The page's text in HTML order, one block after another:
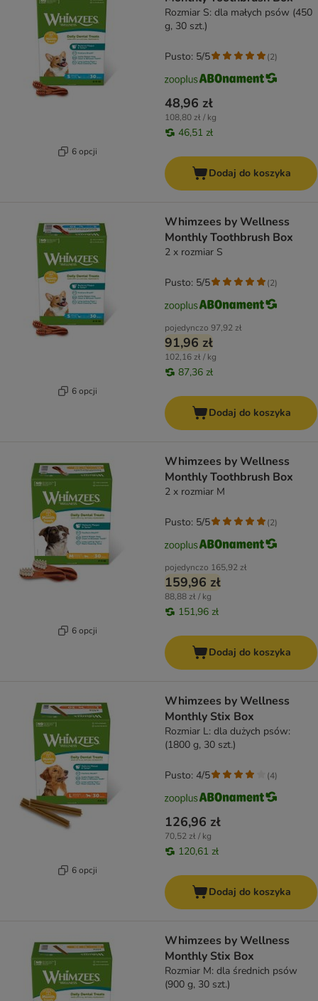
6 opcji
Rozmiar S: dla małych psów (450
g, 30 szt.)
48,96 zł
108,80 zł / kg
46,51 zł
Pusto: 5/5 (2)
Dodaj do koszyka
6 opcji
Whimzees by Wellness
Monthly Toothbrush Box
2 x rozmiar S
pojedynczo 97,92 zł
91,96 zł
102,16 zł / kg
87,36 zł
Pusto: 5/5 (2)
Dodaj do koszyka
6 opcji
Whimzees by Wellness
Monthly Toothbrush Box
2 x rozmiar M
pojedynczo 165,92 zł
159,96 zł
88,88 zł / kg
151,96 zł
Pusto: 5/5 (2)
Dodaj do koszyka
6 opcji
Whimzees by Wellness
Monthly Stix Box
Rozmiar L: dla dużych psów:
(1800 g, 30 szt.)
126,96 zł
70,52 zł / kg
120,61 zł
Pusto: 4/5 (4)
Dodaj do koszyka
Whimzees by Wellness
Monthly Stix Box
Rozmiar M: dla średnich psów
(900 g, 30 szt.)